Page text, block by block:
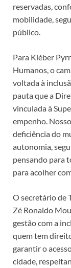
reservadas,
mobilidade,
público.
Para Kléber
Humanos, o
voltada à
pauta que a
vinculada à
empenho.
deficiência do
autonomia,
pensando para
para acolher
O secretário de
Zé Ronaldo
gestão com a
quem tem
garantir o
cidade,